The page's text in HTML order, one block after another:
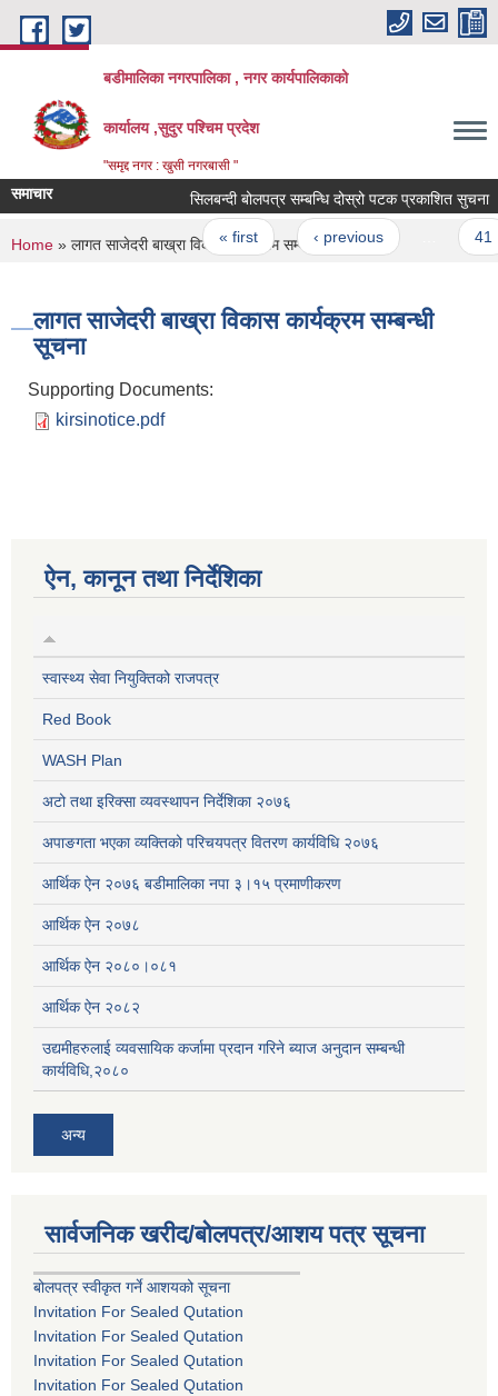
Skip to main content
बडीमालिका नगरपालिका , नगर कार्यपालिकाको
कार्यालय ,सुदुर पश्चिम प्रदेश
"समृद्द नगर : खुसी नगरबासी "
समाचार सिलबन्दी बोलपत्र सम्बन्धि दोस्रो पटक प्रकाशित सुचना
Pages
« first ‹ previous
You are here
Home » लागत साजेदरी बाख्रा विकास कार्यक्रम सम्बन्धी सूचना
लागत साजेदरी बाख्रा विकास कार्यक्रम सम्बन्धी
सूचना
Supporting Documents:
kirsinotice.pdf
ऐन, कानून तथा निर्देशिका
स्वास्थ्य सेवा नियुक्तिको राजपत्र
Red Book
WASH Plan
अटो तथा इरिक्सा व्यवस्थापन निर्देशिका २०७६
अपाङगता भएका व्यक्तिको परिचयपत्र वितरण कार्यविधि २०७६
आर्थिक ऐन २०७६ बडीमालिका नपा ३।१५ प्रमाणीकरण
आर्थिक ऐन २०७८
आर्थिक ऐन २०८०।०८१
आर्थिक ऐन २०८२
उद्यमीहरुलाई व्यवसायिक कर्जामा प्रदान गरिने ब्याज अनुदान सम्बन्धी
कार्यविधि,२०८०
अन्य
सार्वजनिक खरीद/बोलपत्र/आशय पत्र सूचना
बोलपत्र स्वीकृत गर्ने आशयको सूचना
Invitation For Sealed Qutation
Invitation For Sealed Qutation
Invitation For Sealed Qutation
Invitation For Sealed Qutation